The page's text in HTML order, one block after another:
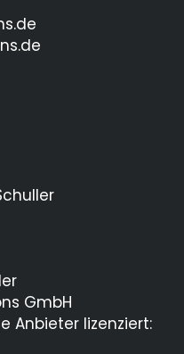
GmbH
Anbieter lizenziert: